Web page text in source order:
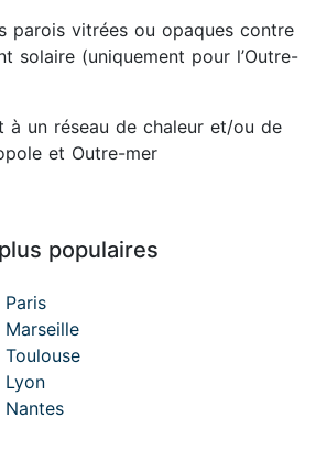
parois vitrées ou opaques contre
solaire (uniquement pour l’Outre-
à un réseau de chaleur et/ou de
et Outre-mer
populaires
Paris
Marseille
Toulouse
Lyon
Nantes